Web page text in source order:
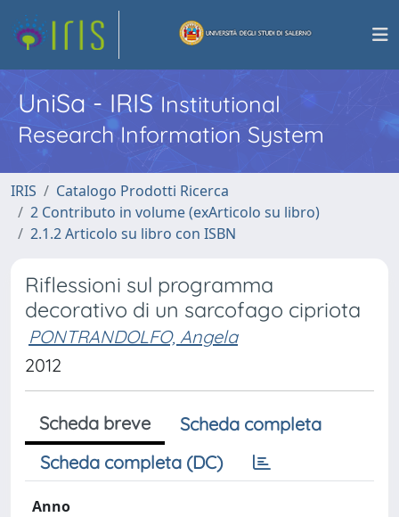
UniSa - IRISInstitutional
Research Information System
IRIS
Catalogo Prodotti Ricerca
2 Contributo in volume (exArticolo su libro)
2.1.2 Articolo su libro con ISBN
Riflessioni sul programma
decorativo di un sarcofago cipriota
PONTRANDOLFO, Angela
2012
Scheda breve
Scheda completa
Scheda completa (DC)
Anno